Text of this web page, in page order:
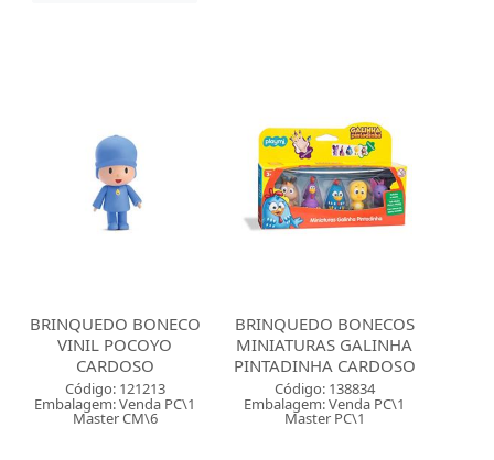
BRINQUEDO BONECO
VINIL POCOYO
CARDOSO
Código: 121213
Embalagem: Venda PC\1
Master CM\6
BRINQUEDO BONECOS
MINIATURAS GALINHA
PINTADINHA CARDOSO
Código: 138834
Embalagem: Venda PC\1
Master PC\1